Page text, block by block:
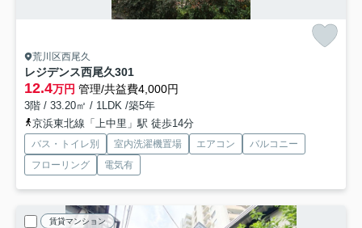
荒川区西尾久
レジデンス西尾久301
12.4万円 管理/共益費4,000円
3階 / 33.20㎡ / 1LDK /築5年
京浜東北線「上中里」駅 徒歩14分
バス・トイレ別 室内洗濯機置場 エアコン
バルコニー
フローリング
電気有
賃貸マンション